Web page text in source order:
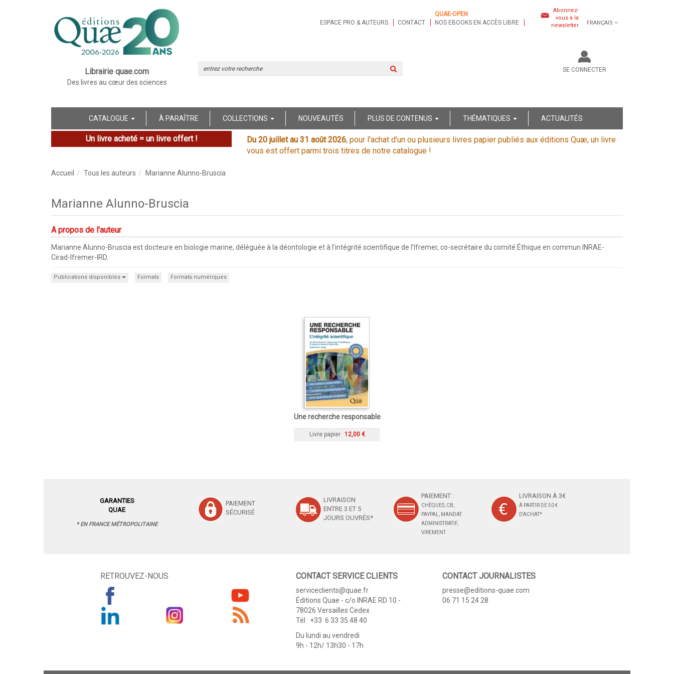
Librairie quae.com
Des livres au cœur des sciences
ESPACE PRO & AUTEURS CONTACT
QUAE-OPEN
NOS EBOOKS EN ACCÈS LIBRE
Abonnez-
vous à la
newsletter
FRANÇAIS
SE CONNECTER
CATALOGUE À PARAÎTRE COLLECTIONS NOUVEAUTÉS PLUS DE CONTENUS THÉMATIQUES ACTUALITÉS
Un livre acheté = un livre offert ! Du 20 juillet au 31 août 2026, pour l'achat d'un ou plusieurs livres papier publiés aux éditions Quæ, un livre
vous est offert parmi trois titres de notre catalogue !
Accueil Tous les auteurs Marianne Alunno-Bruscia
Marianne Alunno-Bruscia
A propos de l'auteur
Marianne Alunno-Bruscia est docteure en biologie marine, déléguée à la déontologie et à l’intégrité scientifique de l’Ifremer, co-secrétaire du comité Éthique en commun INRAE-
Cirad-Ifremer-IRD.
Publications disponibles Formats Formats numériques
Une recherche responsable
Livre papier 12,00 €
GARANTIES
QUAE
* EN FRANCE MÉTROPOLITAINE
PAIEMENT
SÉCURISÉ
LIVRAISON
ENTRE 3 ET 5
JOURS OUVRÉS*
PAIEMENT :
CHÈQUES, CB,
PAYPAL, MANDAT
ADMINISTRATIF,
VIREMENT
LIVRAISON À 3€
À PARTIR DE 50 €
D'ACHAT*
RETROUVEZ-NOUS CONTACT SERVICE CLIENTS
serviceclients@quae.fr
Éditions Quae - c/o INRAE RD 10 -
78026 Versailles Cedex
Tél : +33 6 33 35 48 40
Du lundi au vendredi
9h - 12h/ 13h30 - 17h
CONTACT JOURNALISTES
presse@editions-quae.com
06 71 15 24 28